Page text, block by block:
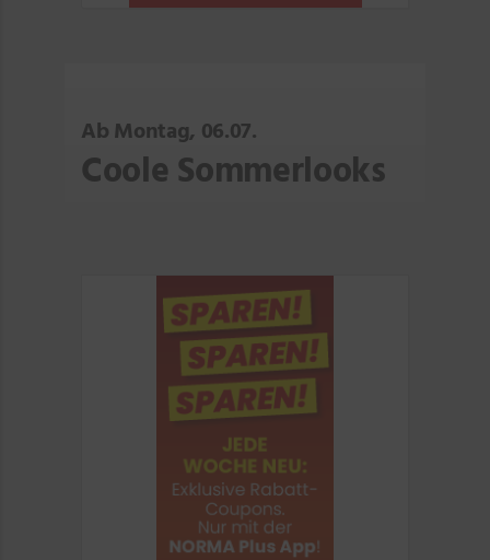
Ab Montag, 06.07.
Coole Sommerlooks